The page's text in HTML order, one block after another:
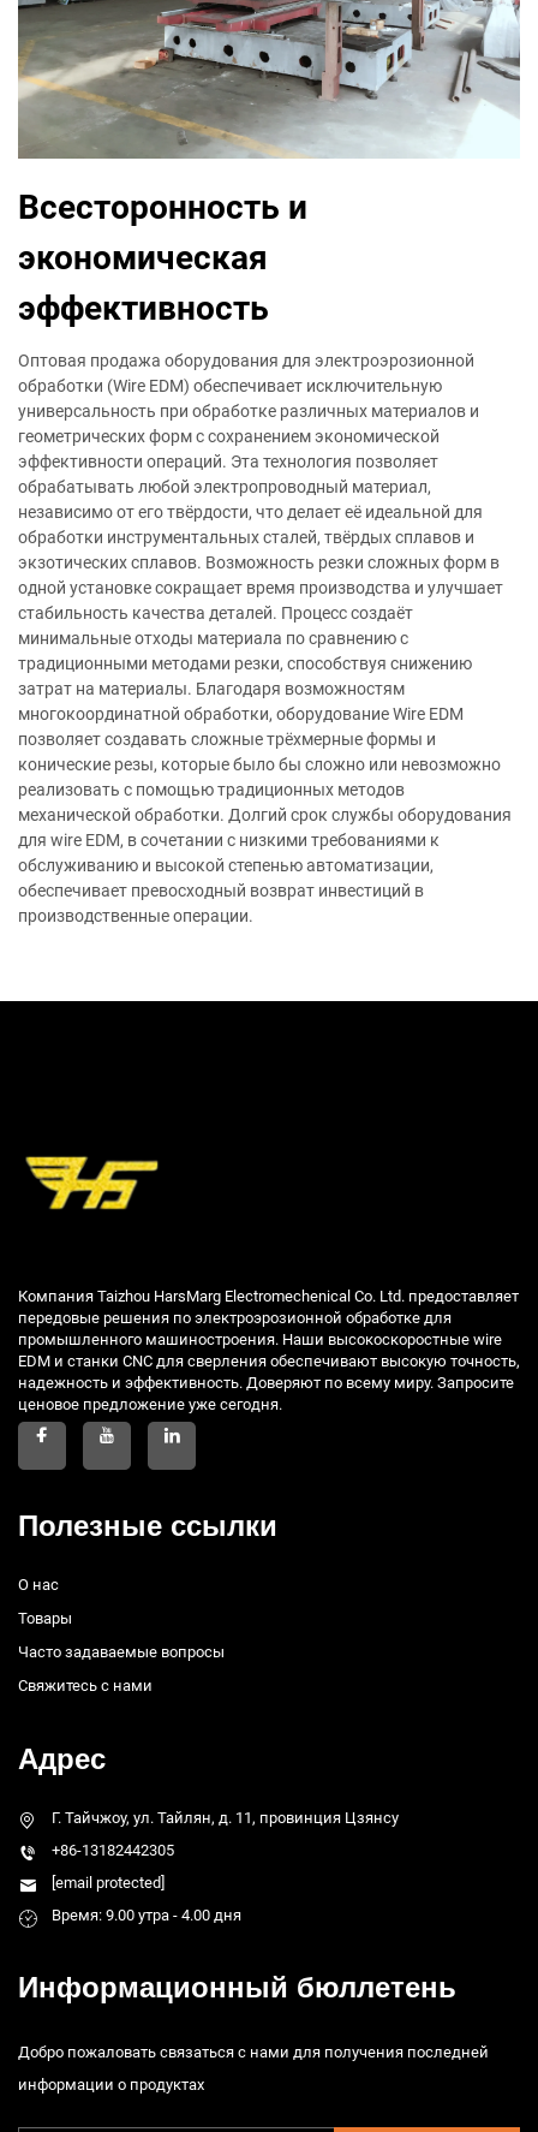
Всесторонность и
экономическая
эффективность
Оптовая продажа оборудования для электроэрозионной
обработки (Wire EDM) обеспечивает исключительную
универсальность при обработке различных материалов и
геометрических форм с сохранением экономической
эффективности операций. Эта технология позволяет
обрабатывать любой электропроводный материал,
независимо от его твёрдости, что делает её идеальной для
обработки инструментальных сталей, твёрдых сплавов и
экзотических сплавов. Возможность резки сложных форм в
одной установке сокращает время производства и улучшает
стабильность качества деталей. Процесс создаёт
минимальные отходы материала по сравнению с
традиционными методами резки, способствуя снижению
затрат на материалы. Благодаря возможностям
многокоординатной обработки, оборудование Wire EDM
позволяет создавать сложные трёхмерные формы и
конические резы, которые было бы сложно или невозможно
реализовать с помощью традиционных методов
механической обработки. Долгий срок службы оборудования
для wire EDM, в сочетании с низкими требованиями к
обслуживанию и высокой степенью автоматизации,
обеспечивает превосходный возврат инвестиций в
производственные операции.
Компания Taizhou HarsMarg Electromechenical Co. Ltd. предоставляет
передовые решения по электроэрозионной обработке для
промышленного машиностроения. Наши высокоскоростные wire
EDM и станки CNC для сверления обеспечивают высокую точность,
надежность и эффективность. Доверяют по всему миру. Запросите
ценовое предложение уже сегодня.
Полезные ссылки
О нас
Товары
Часто задаваемые вопросы
Свяжитесь с нами
Адрес
Г. Тайчжоу, ул. Тайлян, д. 11, провинция Цзянсу
+86-13182442305
[email protected]
Время: 9.00 утра - 4.00 дня
Информационный бюллетень
Добро пожаловать связаться с нами для получения последней
информации о продуктах